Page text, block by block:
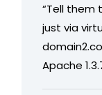
“Tell them
just via
Apache